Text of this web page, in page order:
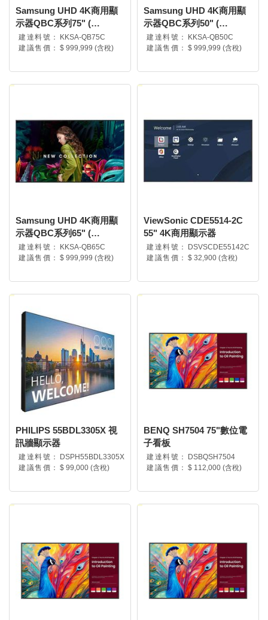
Samsung UHD 4K商用顯
示器QBC系列75" (
LH75QBCEBGCXZW )
建達料號：
KKSA-QB75C
建議售價： $ 999,999 (含稅)
Samsung UHD 4K商用顯
示器QBC系列50" (
LH50QBCEBGCXZW )
建達料號：
KKSA-QB50C
建議售價： $ 999,999 (含稅)
Samsung UHD 4K商用顯
示器QBC系列65" (
LH65QBCEBGCXZW )
建達料號：
KKSA-QB65C
建議售價： $ 999,999 (含稅)
ViewSonic CDE5514-2C
55" 4K商用顯示器
建達料號：
DSVSCDE55142C
建議售價： $ 32,900 (含稅)
PHILIPS 55BDL3305X 視
訊牆顯示器
建達料號：
DSPH55BDL3305X
建議售價： $ 99,000 (含稅)
BENQ SH7504 75"數位電
子看板
建達料號：
DSBQSH7504
建議售價： $ 112,000 (含稅)